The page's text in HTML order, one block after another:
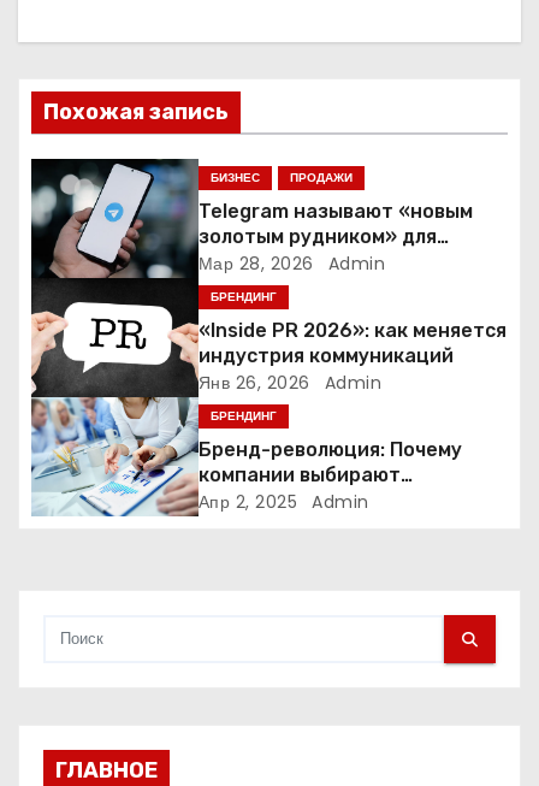
ц
и
я
п
о
з
а
п
и
с
Похожая запись
БИЗНЕС ПРОДАЖИ
Telegram называют «новым
золотым рудником» для
креаторов: как блогеры
создают онлайн-бизнес
Мар 28, 2026 Admin
БРЕНДИНГ
«Inside PR 2026»: как меняется
индустрия коммуникаций
Янв 26, 2026 Admin
БРЕНДИНГ
Бренд-революция: Почему
компании выбирают
адаптивные логотипы?
Апр 2, 2025 Admin
ГЛАВНОЕ